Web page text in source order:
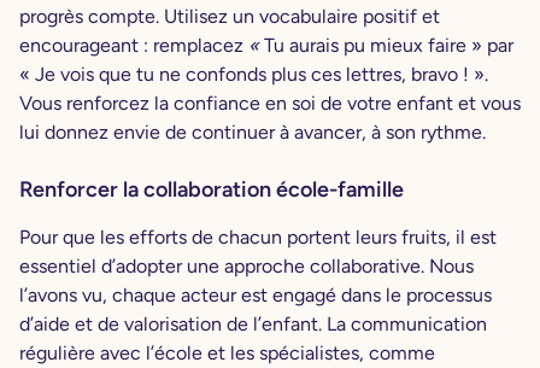
progrès compte. Utilisez un vocabulaire positif et
encourageant : remplacez «Tu aurais pu mieux faire » par
« Je vois que tu ne confonds plus ces lettres, bravo ! ».
Vous renforcez la confiance en soi de votre enfant et vous
lui donnez envie de continuer à avancer, à son rythme.
Renforcer la collaboration école-famille
Pour que les efforts de chacun portent leurs fruits, il est
essentiel d’adopter une approche collaborative. Nous
l’avons vu, chaque acteur est engagé dans le processus
d’aide et de valorisation de l’enfant. La communication
régulière avec l’école et les spécialistes, comme